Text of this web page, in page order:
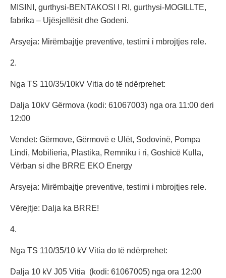
MISINI, gurthysi-BENTAKOSI I RI, gurthysi-MOGILLTE,
fabrika – Ujësjellësit dhe Godeni.
Arsyeja: Mirëmbajtje preventive, testimi i mbrojtjes rele.
2.
Nga TS 110/35/10kV Vitia do të ndërprehet:
Dalja 10kV Gërmova (kodi: 61067003) nga ora 11:00 deri
12:00
Vendet: Gërmove, Gërmovë e Ulët, Sodovinë, Pompa
Lindi, Mobilieria, Plastika, Remniku i ri, Goshicë Kulla,
Vërban si dhe BRRE EKO Energy
Arsyeja: Mirëmbajtje preventive, testimi i mbrojtjes rele.
Vërejtje: Dalja ka BRRE!
4.
Nga TS 110/35/10 kV Vitia do të ndërprehet:
Dalja 10 kV J05 Vitia (kodi: 61067005) nga ora 12:00